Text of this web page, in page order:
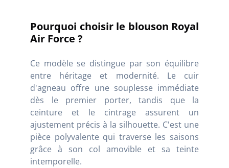
Pourquoi choisir le blouson Royal
Air Force ?
Ce modèle se distingue par son équilibre
entre héritage et modernité. Le cuir
d'agneau offre une souplesse immédiate
dès le premier porter, tandis que la
ceinture et le cintrage assurent un
ajustement précis à la silhouette. C'est une
pièce polyvalente qui traverse les saisons
grâce à son col amovible et sa teinte
intemporelle.